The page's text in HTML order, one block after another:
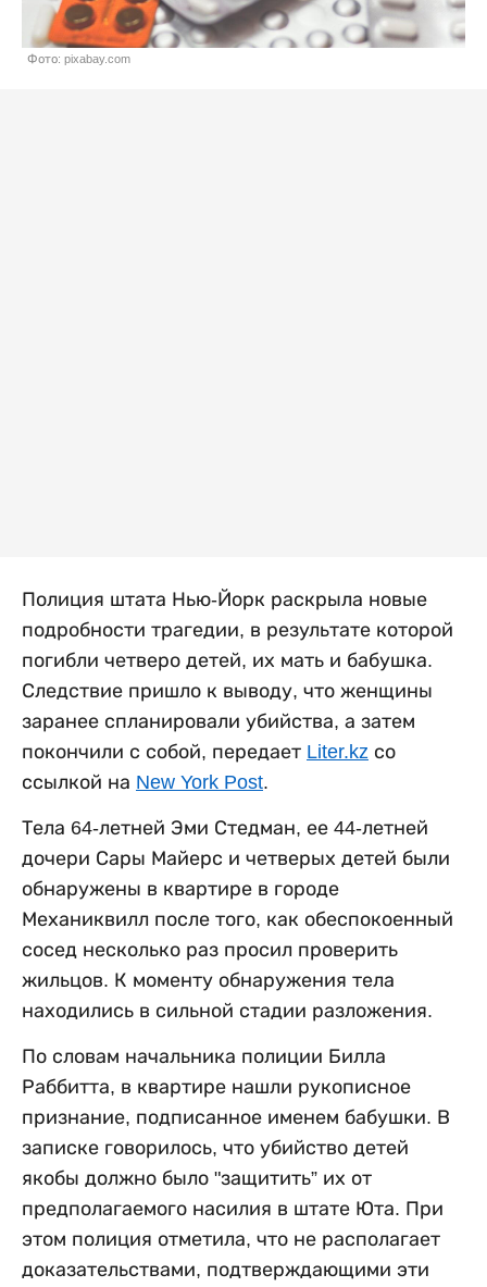
Фото: pixabay.com
Полиция штата Нью-Йорк раскрыла новые
подробности трагедии, в результате которой
погибли четверо детей, их мать и бабушка.
Следствие пришло к выводу, что женщины
заранее спланировали убийства, а затем
покончили с собой, передает Liter.kz со
ссылкой на New York Post.
Тела 64-летней Эми Стедман, ее 44-летней
дочери Сары Майерс и четверых детей были
обнаружены в квартире в городе
Механиквилл после того, как обеспокоенный
сосед несколько раз просил проверить
жильцов. К моменту обнаружения тела
находились в сильной стадии разложения.
По словам начальника полиции Билла
Раббитта, в квартире нашли рукописное
признание, подписанное именем бабушки. В
записке говорилось, что убийство детей
якобы должно было "защитить” их от
предполагаемого насилия в штате Юта. При
этом полиция отметила, что не располагает
доказательствами, подтверждающими эти